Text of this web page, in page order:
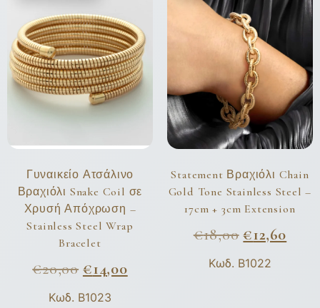
Γυναικείο Ατσάλινο
Βραχιόλι Snake Coil σε
Χρυσή Απόχρωση –
Stainless Steel Wrap
Bracelet
€20,00 €14,00
Κωδ. B1023
Statement Βραχιόλι Chain
Gold Tone Stainless Steel –
17cm + 3cm Extension
€18,00 €12,60
Κωδ. B1022